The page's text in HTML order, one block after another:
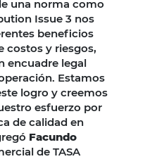
una norma como
Issue 3 nos
beneficios
costos y riesgos,
encuadre legal
Estamos
logro y creemos
esfuerzo por
de calidad en
Facundo
de TASA